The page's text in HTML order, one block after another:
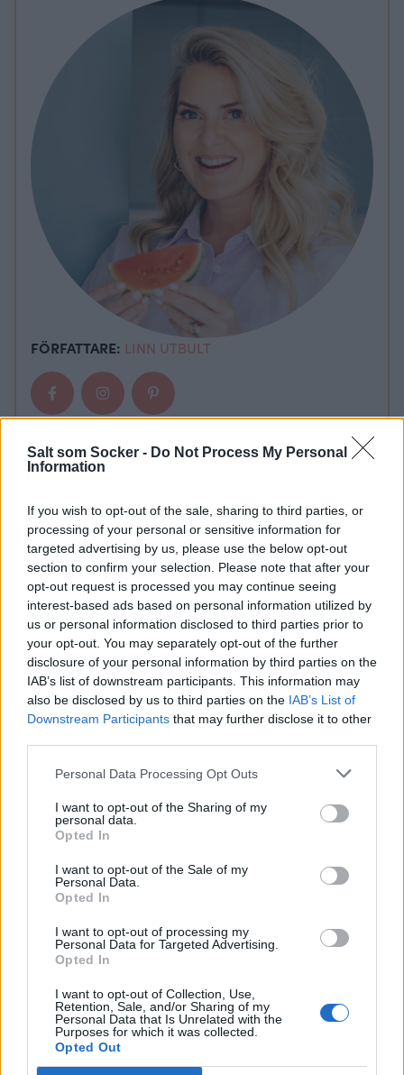
Salt som Socker - Do Not Process My Personal
Information
If you wish to opt-out of the sale, sharing to third parties, or
processing of your personal or sensitive information for
targeted advertising by us, please use the below opt-out
section to confirm your selection. Please note that after your
opt-out request is processed you may continue seeing
interest-based ads based on personal information utilized by
us or personal information disclosed to third parties prior to
your opt-out. You may separately opt-out of the further
disclosure of your personal information by third parties on the
IAB’s list of downstream participants. This information may
also be disclosed by us to third parties on the IAB’s List of
Downstream Participants that may further disclose it to other
Personal Data Processing Opt Outs
I want to opt-out of the Sharing of my
personal data.
Opted In
I want to opt-out of the Sale of my
Personal Data.
Opted In
I want to opt-out of processing my
Personal Data for Targeted Advertising.
Opted In
I want to opt-out of Collection, Use,
Retention, Sale, and/or Sharing of my
Personal Data that Is Unrelated with the
Purposes for which it was collected.
Opted Out
FÖRFATTARE: LINN UTBULT